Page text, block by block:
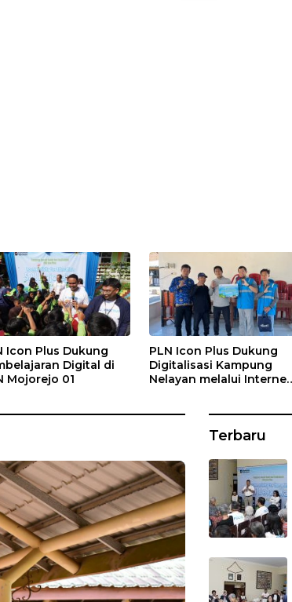
Icon Plus Dukung
Digital di
Mojorejo 01
PLN Icon Plus Dukung
Digitalisasi Kampung
Nelayan melalui Internet
Terbaru